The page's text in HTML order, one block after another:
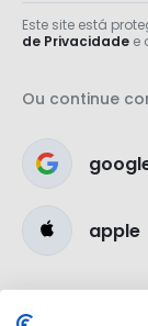
Este site está
de Privacidade e
Ou continue
apple